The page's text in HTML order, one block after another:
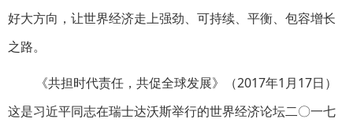
好大方向，让世界经济走上强劲、可持续、平衡、包容增长
之路。
《共担时代责任，共促全球发展》（2017年1月17日）
这是习近平同志在瑞士达沃斯举行的世界经济论坛二〇一七